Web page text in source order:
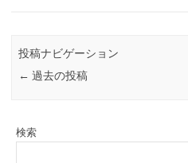
投稿ナビゲーション
← 過去の投稿
検索